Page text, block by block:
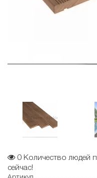
0 Количество людей
сейчас!